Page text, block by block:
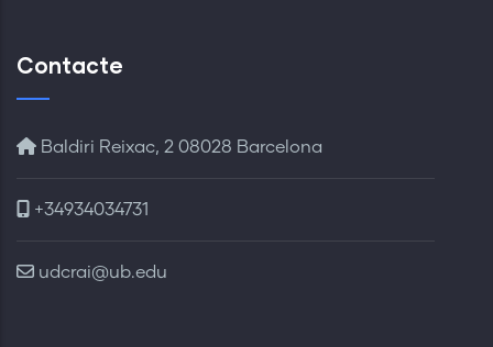
Contacte
Baldiri Reixac, 2 08028 Barcelona
+34934034731
udcrai@ub.edu